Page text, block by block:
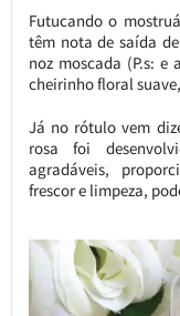
Futucando o
têm nota de saída
noz moscada (P.s: e
cheirinho floral
Já no rótulo vem
rosa foi
agradáveis,
frescor e limpeza,